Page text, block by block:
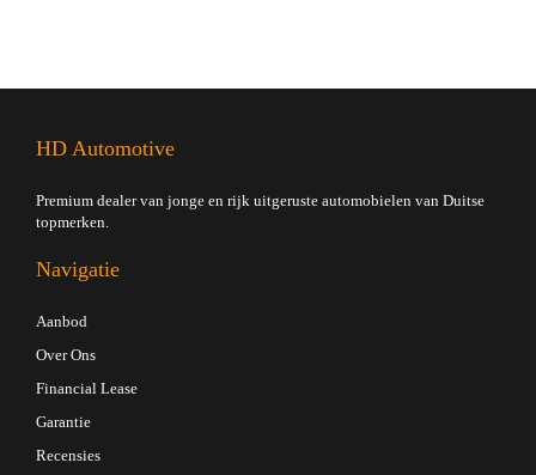
HD Automotive
Premium dealer van jonge en rijk uitgeruste automobielen van Duitse
topmerken.
Navigatie
Aanbod
Over Ons
Financial Lease
Garantie
Recensies